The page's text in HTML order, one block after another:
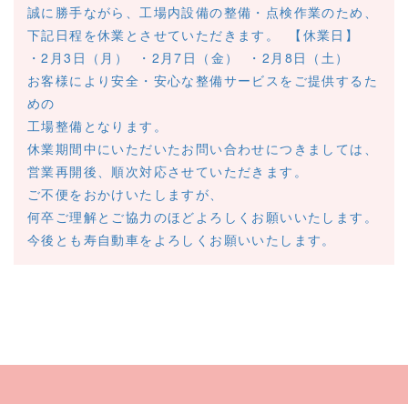
誠に勝手ながら、工場内設備の整備・点検作業のため、
下記日程を休業とさせていただきます。
【休業日】
・2月3日（月）
・2月7日（金）
・2月8日（土）
お客様により安全・安心な整備サービスをご提供するた
めの
工場整備となります。
休業期間中にいただいたお問い合わせにつきましては、
営業再開後、順次対応させていただきます。
ご不便をおかけいたしますが、
何卒ご理解とご協力のほどよろしくお願いいたします。
今後とも寿自動車をよろしくお願いいたします。